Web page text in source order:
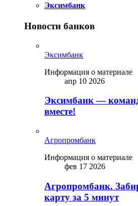
Эксимбанк
Новости банков
Эксимбанк
Информация о материале
апр 10 2026
Эксимбанк —
вместе!
Агропромбанк
Информация о материале
фев 17 2026
Агропромбанк.
карту за 5 минут